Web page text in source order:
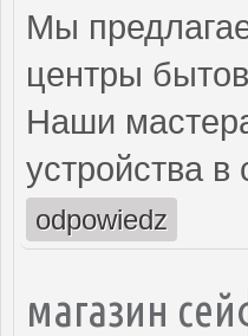
Мы
центры
Наши
устройства
odpowiedz
магазин